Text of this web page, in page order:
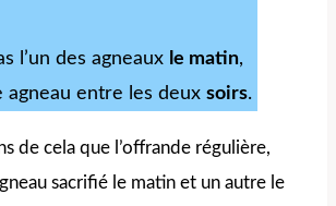
l’un des agneaux le matin,
agneau entre les deux soirs.
de cela que l’offrande régulière,
sacrifié le matin et un autre le